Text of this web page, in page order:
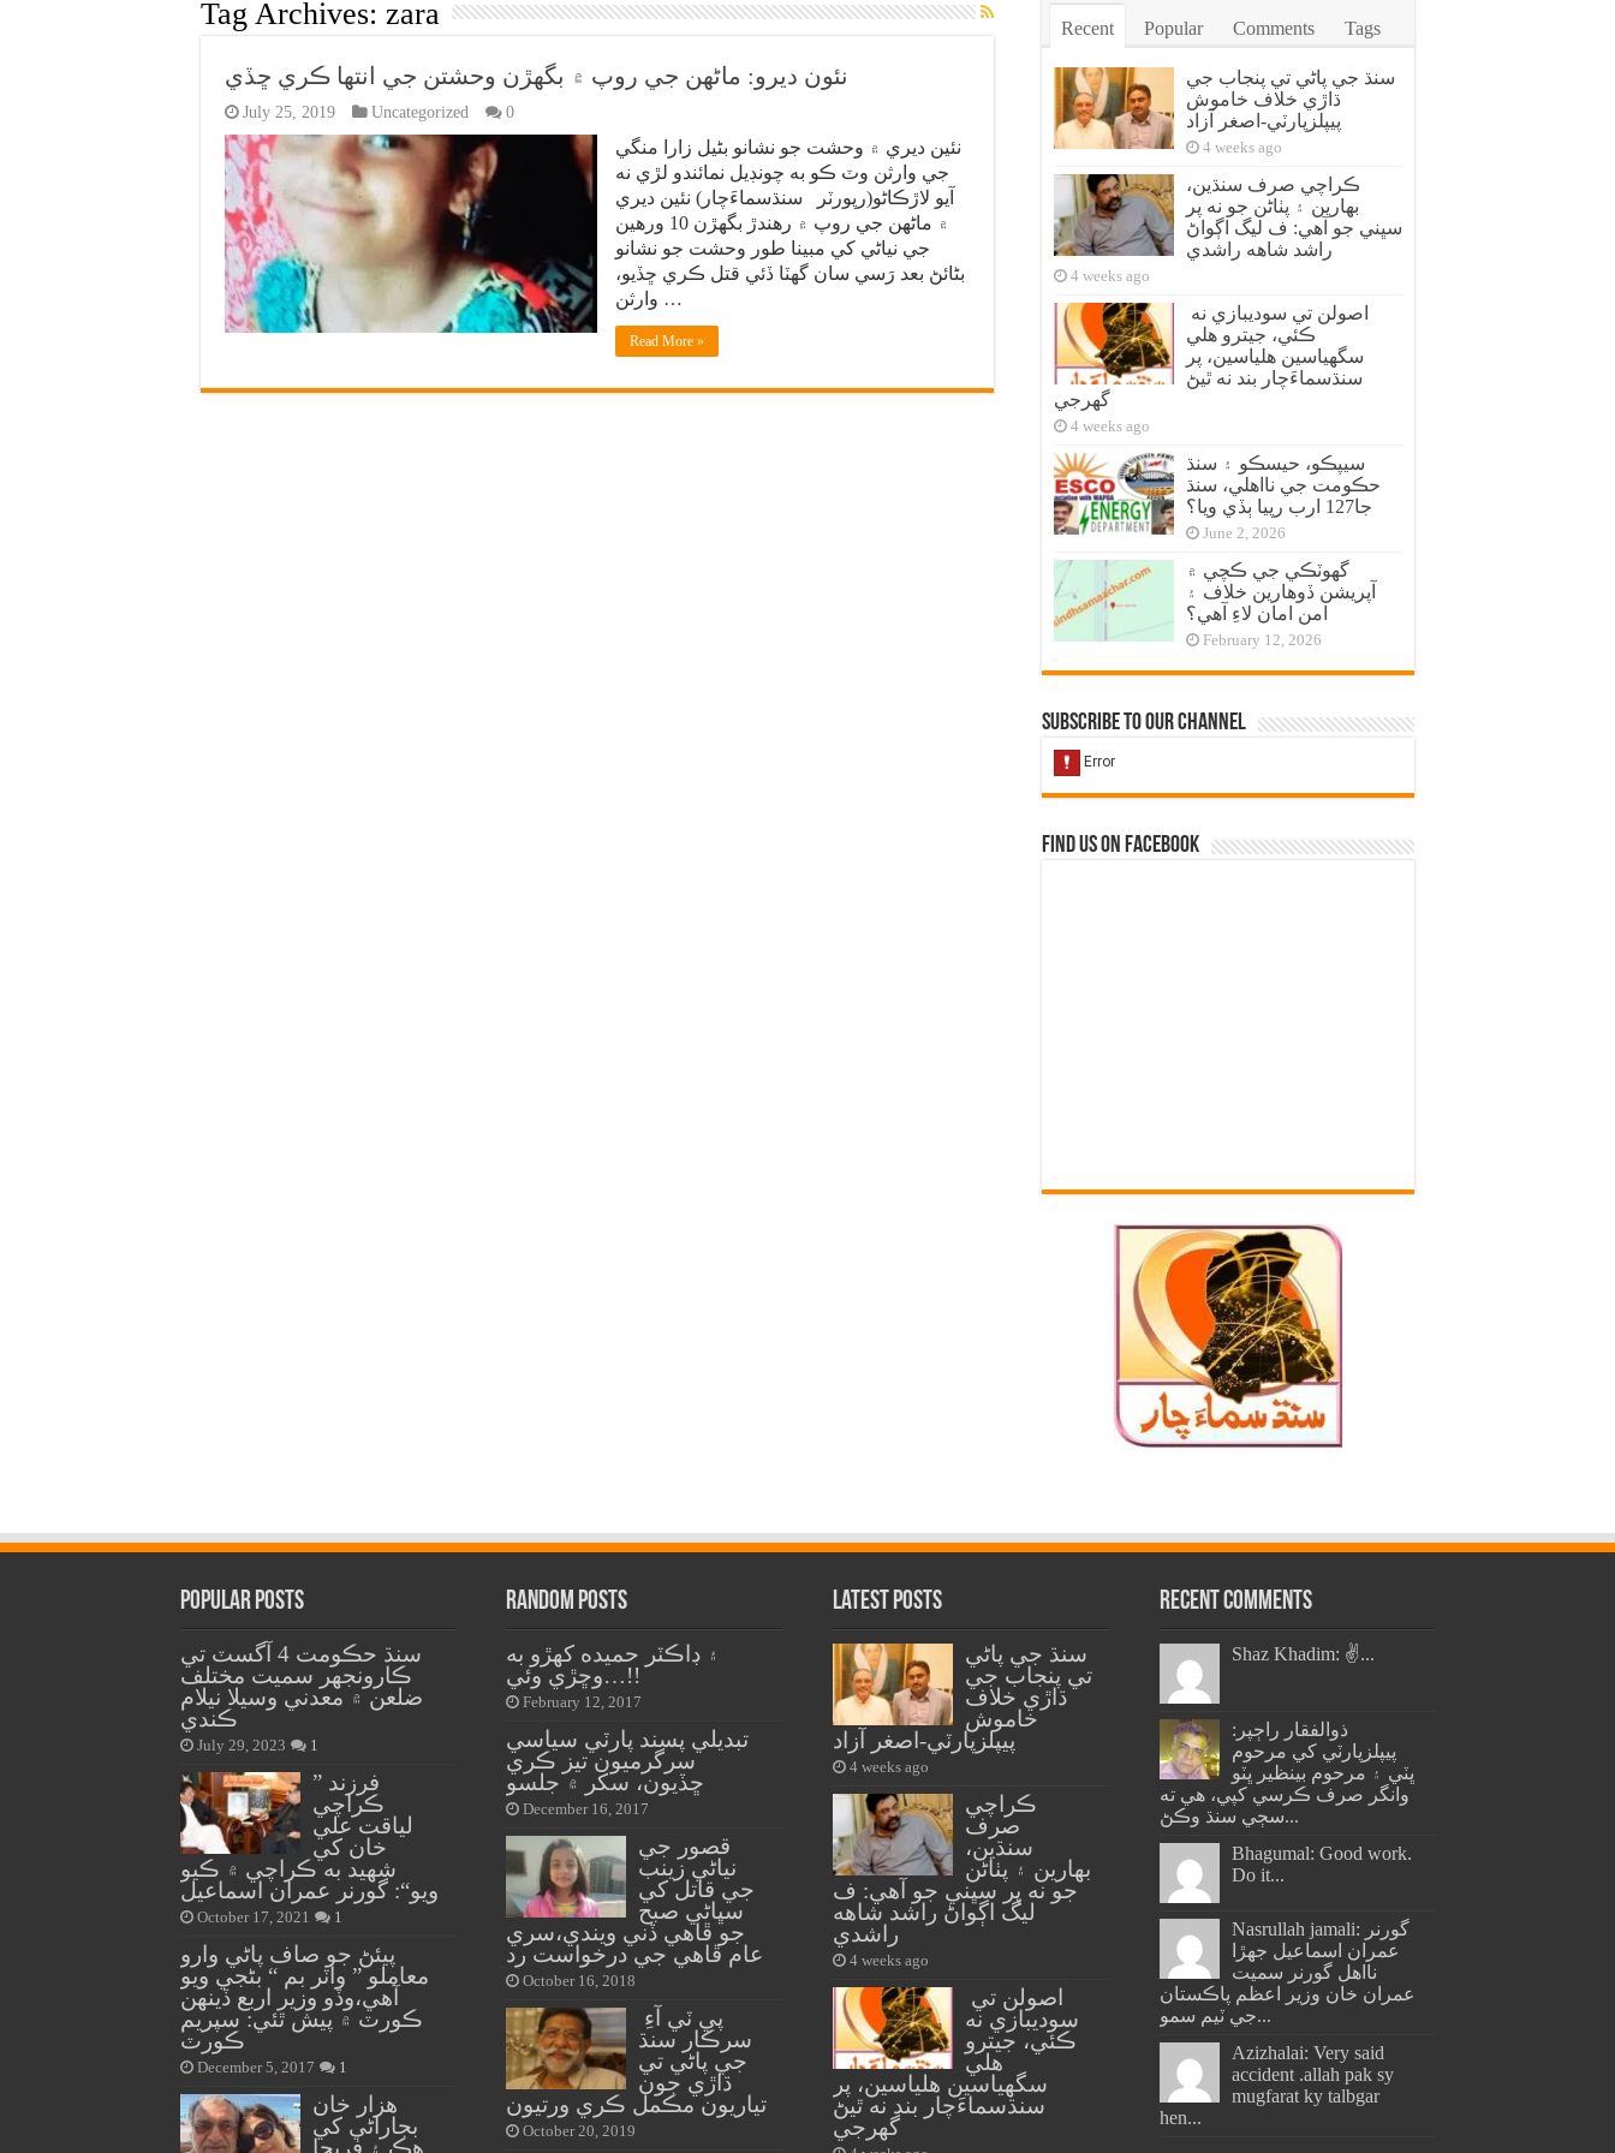
Tag Archives: zara
نئون ديرو: ماڻهن جي روپ ۾ بگهڙن وحشتن جي انتها ڪري ڇڏي
July 25, 2019 Uncategorized 0
نئين ديري ۾ وحشت جو نشانو بڻيل زارا منگي
جي وارثن وٽ ڪو به چونڊيل نمائندو لڙي نه
آيو لاڙڪاڻو(رپورٽر سنڌسماءَچار) نئين ديري
۾ ماڻهن جي روپ ۾ رهندڙ بگهڙن 10 ورهين
جي نياڻي کي مبينا طور وحشت جو نشانو
بڻائڻ بعد رَسي سان گهٽا ڏئي قتل ڪري ڇڏيو،
وارثن …
Read More »
Recent Popular Comments Tags
سنڌ جي پاڻي تي پنجاب جي
ڌاڙي خلاف خاموش
پيپلزپارٽي-اصغر آزاد
4 weeks ago
ڪراچي صرف سنڌين،
بهارين ۽ پٺاڻن جو نه پر
سڀني جو آهي: ف ليگ اڳواڻ
راشد شاهه راشدي
4 weeks ago
ڪئي، جيترو هلي
سگهياسين هلياسين، پر
سنڌسماءَچار بند نه ٿيڻ
گهرجي
4 weeks ago
سيپڪو، حيسڪو ۽ سنڌ
حڪومت جي نااهلي، سنڌ
جا127 ارب رپيا ٻڏي ويا؟
June 2, 2026
گهوٽڪي جي ڪچي ۾
آپريشن ڏوهارين خلاف ۽
امن امان لاءِ آهي؟
February 12, 2026
Subscribe to our Channel
Find us on Facebook
Popular Posts
سنڌ حڪومت 4 آگسٽ تي
ڪارونجهر سميت مختلف
ضلعن ۾ معدني وسيلا نيلام
ڪندي
July 29, 2023 1
” فرزند
ڪراچي
لياقت علي
خان کي
شهيد به ڪراچي ۾ ڪيو
ويو“: گورنر عمران اسماعيل
October 17, 2021 1
پيئڻ جو صاف پاڻي وارو
معاملو ” واٽر بم “ بڻجي ويو
آهي،وڏو وزير اربع ڏينهن
ڪورٽ ۾ پيش ٿئي: سپريم
ڪورٽ
December 5, 2017 1
هزار خان
بجاراڻي کي
هڪ ۽ فريحا
Random Posts
۽ ڊاڪٽر حميده کهڙو به
وڇڙي وئي…!!
February 12, 2017
تبديلي پسند پارٽي سياسي
سرگرميون تيز ڪري
ڇڏيون، سکر ۾ جلسو
December 16, 2017
قصور جي
نياڻي زينب
جي قاتل کي
سڀاڻي صبح
جو ڦاهي ڏني ويندي،سري
عام ڦاهي جي درخواست رد
October 16, 2018
پي ٽي آءِ
سرڪار سنڌ
جي پاڻي تي
ڌاڙي جون
تياريون مڪمل ڪري ورتيون
October 20, 2019
Latest Posts
سنڌ جي پاڻي
تي پنجاب جي
ڌاڙي خلاف
خاموش
پيپلزپارٽي-اصغر آزاد
4 weeks ago
ڪراچي
صرف
سنڌين،
بهارين ۽ پٺاڻن
جو نه پر سڀني جو آهي: ف
ليگ اڳواڻ راشد شاهه
راشدي
4 weeks ago
سوديبازي نه
ڪئي، جيترو
هلي
سگهياسين هلياسين، پر
سنڌسماءَچار بند نه ٿيڻ
گهرجي
Recent Comments
Shaz Khadim: ✌️...
ذوالفقار راڄپر:
پيپلزپارٽي کي مرحوم
ڀٽي ۽ مرحوم بينظير ڀٽو
وانگر صرف ڪرسي کپي، هي ته
سڄي سنڌ وڪڻ...
Bhagumal: Good work.
Do it...
Nasrullah jamali: گورنر
عمران اسماعيل جھڙا
نااهل گورنر سميت
عمران خان وزير اعظم پاڪستان
جي ٽيم سمو...
Azizhalai: Very said
accident .allah pak sy
mugfarat ky talbgar
hen...